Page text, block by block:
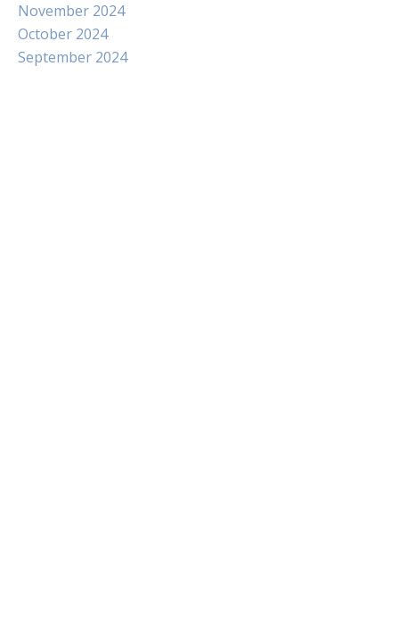
November 2024
October 2024
September 2024